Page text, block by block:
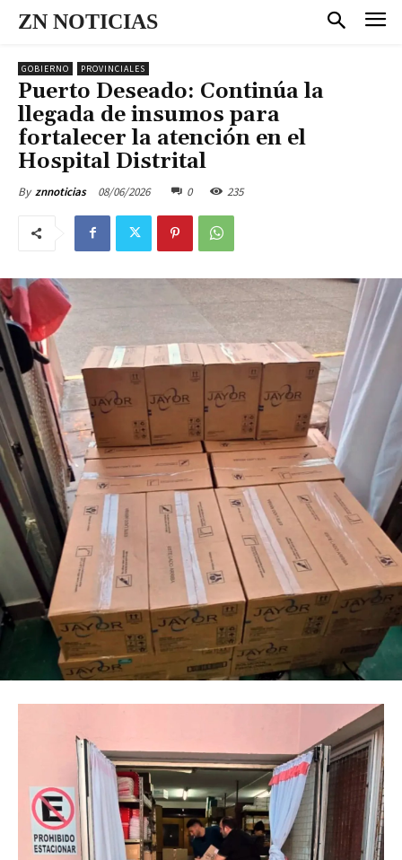
ZN NOTICIAS
GOBIERNO PROVINCIALES
Puerto Deseado: Continúa la
llegada de insumos para
fortalecer la atención en el
Hospital Distrital
By znnoticias 08/06/2026 0 235